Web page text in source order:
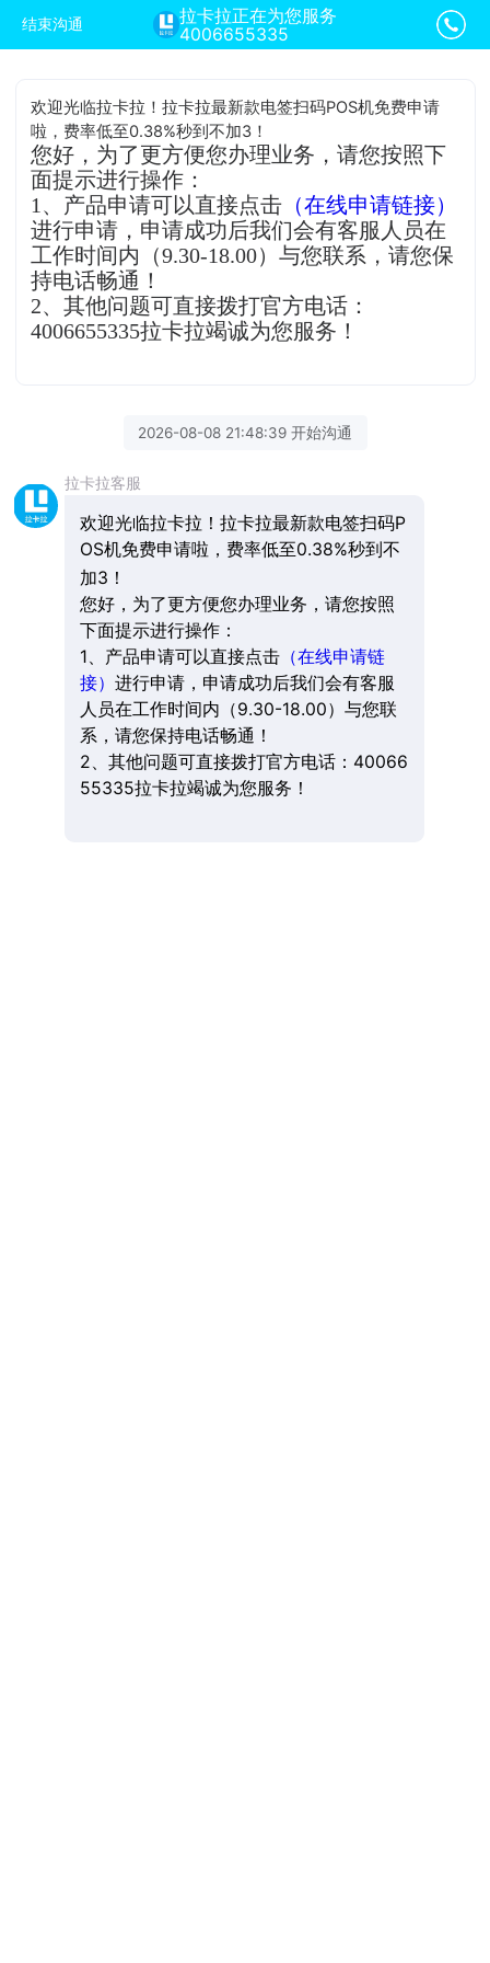
结束沟通
拉卡拉正在为您服务
4006655335
欢迎光临拉卡拉！拉卡拉最新款电签扫码POS机免费申请
啦，费率低至0.38%秒到不加3！
您好，为了更方便您办理业务，请您按照下
面提示进行操作：
1、产品申请可以直接点击 （在线申请链接）
进行申请，申请成功后我们会有客服人员在
工作时间内（9.30-18.00）与您联系，请您保
持电话畅通！
2、其他问题可直接拨打官方电话：
4006655335拉卡拉竭诚为您服务！
2026-08-08 21:48:39 开始沟通
拉卡拉客服
欢迎光临拉卡拉！拉卡拉最新款电签扫码P
OS机免费申请啦，费率低至0.38%秒到不
加3！
您好，为了更方便您办理业务，请您按照
下面提示进行操作：
1、产品申请可以直接点击（在线申请链
接） 进行申请，申请成功后我们会有客服
人员在工作时间内（9.30-18.00）与您联
系，请您保持电话畅通！
2、其他问题可直接拨打官方电话：40066
55335拉卡拉竭诚为您服务！